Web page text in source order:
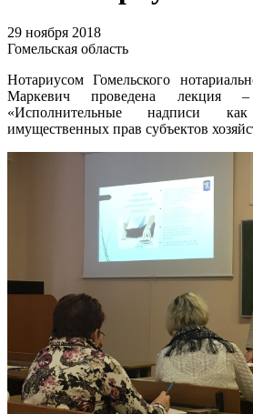
29 ноября 2018
Гомельская область
Нотариусом Гомельского
Маркевич проведена лекция
«Исполнительные надписи
имущественных прав субъектов